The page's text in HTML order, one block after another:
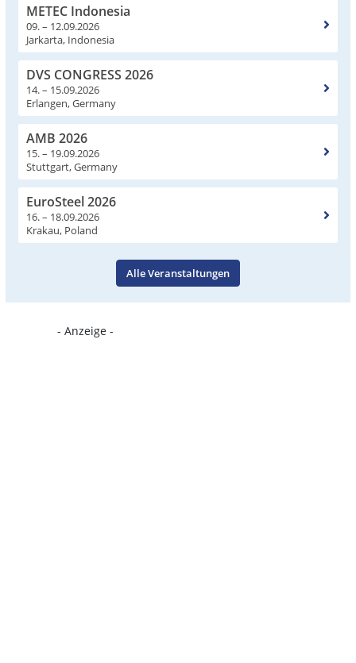
METEC Indonesia
09. – 12.09.2026
Jarkarta, Indonesia
DVS CONGRESS 2026
14. – 15.09.2026
Erlangen, Germany
AMB 2026
15. – 19.09.2026
Stuttgart, Germany
EuroSteel 2026
16. – 18.09.2026
Krakau, Poland
Alle Veranstaltungen
- Anzeige -